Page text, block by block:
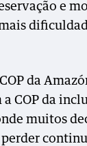
e
da
COP da
muitos